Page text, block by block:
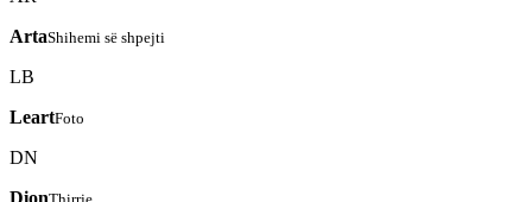
ArtaShihemi së shpejti
LB
LeartFoto
DN
Dion